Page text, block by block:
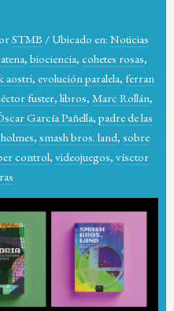
STMB / Ubicado en: Noticias
, biociencia, cohetes rosas,
aostri, evolución paralela, ferran
fuster, libros, Marc Rollán,
García Pañella, padre de las
, smash bros. land, sobre
control, videojuegos, vísctor